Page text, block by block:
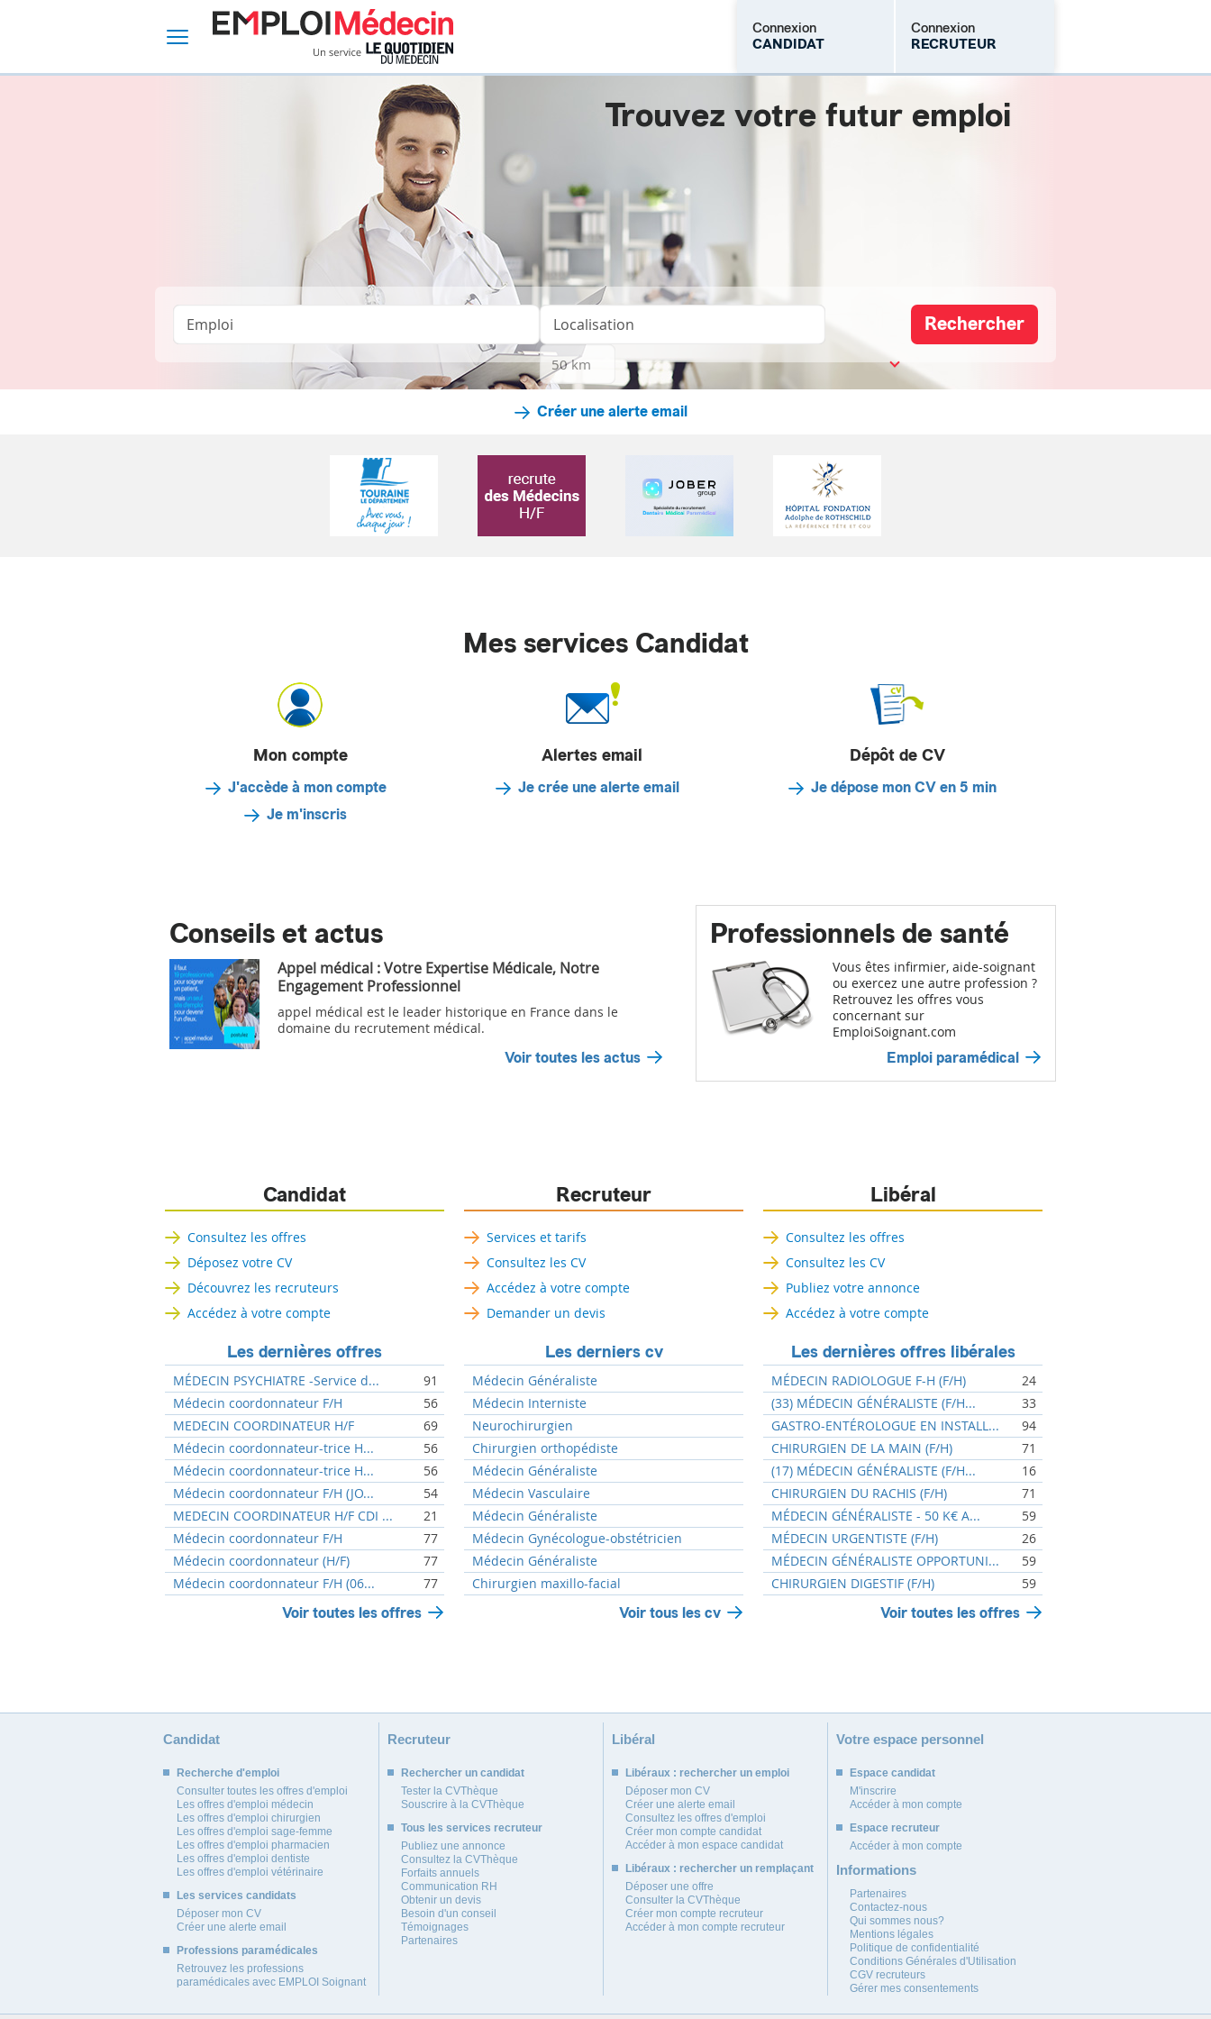
Connexion
CANDIDAT
Connexion
RECRUTEUR
M'inscrire Mot de passe oublié
Trouvez votre futur emploi
Créer une alerte email
Mes services Candidat
Mon compte
J'accède à mon compte
Je m'inscris
Alertes email
Je crée une alerte email
Dépôt de CV
Je dépose mon CV en 5 min
Conseils et actus
Appel médical : Votre Expertise Médicale, Notre
Engagement Professionnel
appel médical est le leader historique en France dans le
domaine du recrutement médical.
Voir toutes les actus
Professionnels de santé
Vous êtes infirmier, aide-soignant
ou exercez une autre profession ?
Retrouvez les offres vous
concernant sur
EmploiSoignant.com
Emploi paramédical
Candidat
Consultez les offres
Déposez votre CV
Découvrez les recruteurs
Accédez à votre compte
Les dernières offres
MÉDECIN PSYCHIATRE -Service d...
91
Médecin coordonnateur F/H
56
MEDECIN COORDINATEUR H/F
69
Médecin coordonnateur-trice H...
56
Médecin coordonnateur-trice H...
56
Médecin coordonnateur F/H (JO...
54
MEDECIN COORDINATEUR H/F CDI ...
21
Médecin coordonnateur F/H
77
Médecin coordonnateur (H/F)
77
Médecin coordonnateur F/H (06...
77
Voir toutes les offres
Recruteur
Services et tarifs
Consultez les CV
Accédez à votre compte
Demander un devis
Les derniers cv
Médecin Généraliste
Médecin Interniste
Neurochirurgien
Chirurgien orthopédiste
Médecin Généraliste
Médecin Vasculaire
Médecin Généraliste
Médecin Gynécologue-obstétricien
Médecin Généraliste
Chirurgien maxillo-facial
Voir tous les cv
Libéral
Consultez les offres
Consultez les CV
Publiez votre annonce
Accédez à votre compte
Les dernières offres libérales
MÉDECIN RADIOLOGUE F-H (F/H)
24
(33) MÉDECIN GÉNÉRALISTE (F/H...
33
GASTRO-ENTÉROLOGUE EN INSTALL...
94
CHIRURGIEN DE LA MAIN (F/H)
71
(17) MÉDECIN GÉNÉRALISTE (F/H...
16
CHIRURGIEN DU RACHIS (F/H)
71
MÉDECIN GÉNÉRALISTE - 50 K€ A...
59
MÉDECIN URGENTISTE (F/H)
26
MÉDECIN GÉNÉRALISTE OPPORTUNI...
59
CHIRURGIEN DIGESTIF (F/H)
59
Voir toutes les offres
Candidat
Recherche d'emploi
Consulter toutes les offres d'emploi
Les offres d'emploi médecin
Les offres d'emploi chirurgien
Les offres d'emploi sage-femme
Les offres d'emploi pharmacien
Les offres d'emploi dentiste
Les offres d'emploi vétérinaire
Les services candidats
Déposer mon CV
Créer une alerte email
Professions paramédicales
Retrouvez les professions
paramédicales avec EMPLOI Soignant
Recruteur
Rechercher un candidat
Tester la CVThèque
Souscrire à la CVThèque
Tous les services recruteur
Publiez une annonce
Consultez la CVThèque
Forfaits annuels
Communication RH
Obtenir un devis
Besoin d'un conseil
Témoignages
Partenaires
Libéral
Libéraux : rechercher un emploi
Déposer mon CV
Créer une alerte email
Consultez les offres d'emploi
Créer mon compte candidat
Accéder à mon espace candidat
Libéraux : rechercher un remplaçant
Déposer une offre
Consulter la CVThèque
Créer mon compte recruteur
Accéder à mon compte recruteur
Votre espace personnel
Espace candidat
M'inscrire
Accéder à mon compte
Espace recruteur
Accéder à mon compte
Informations
Partenaires
Contactez-nous
Qui sommes nous?
Mentions légales
Politique de confidentialité
Conditions Générales d'Utilisation
CGV recruteurs
Gérer mes consentements